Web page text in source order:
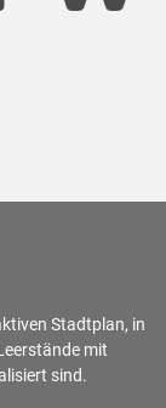
Stadtplan, in
mit
sind.